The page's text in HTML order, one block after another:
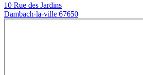
10 Rue des Jardins
Dambach-la-ville 67650